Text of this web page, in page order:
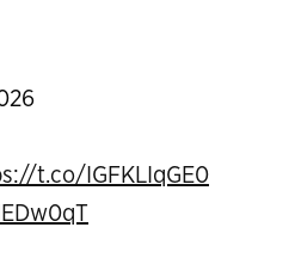
t.co/IGFKLIqGE0